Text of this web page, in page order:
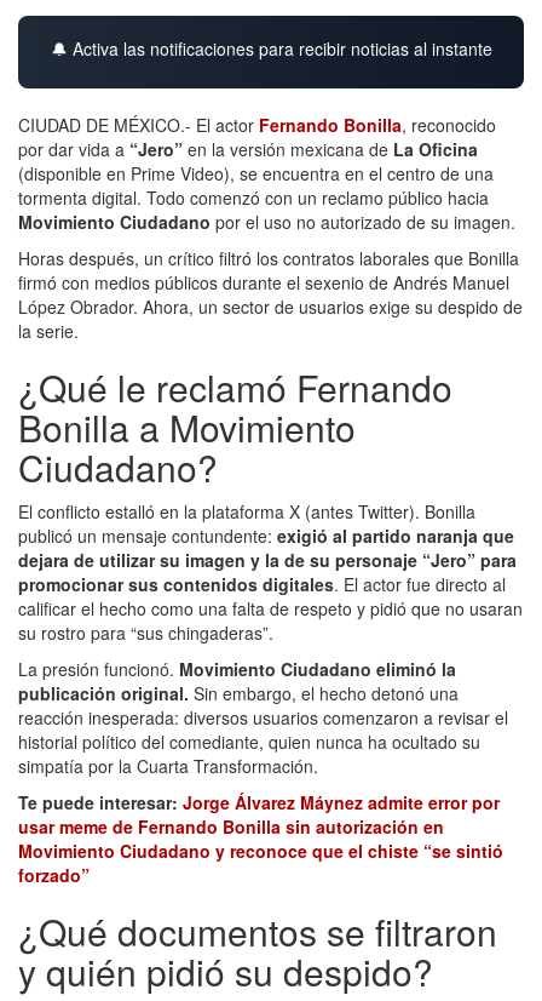
🔔 Activa las notificaciones para recibir noticias al instante
CIUDAD DE MÉXICO.- El actor Fernando Bonilla, reconocido
por dar vida a “Jero” en la versión mexicana de La Oficina
(disponible en Prime Video), se encuentra en el centro de una
tormenta digital. Todo comenzó con un reclamo público hacia
Movimiento Ciudadano por el uso no autorizado de su imagen.
Horas después, un crítico filtró los contratos laborales que Bonilla
firmó con medios públicos durante el sexenio de Andrés Manuel
López Obrador. Ahora, un sector de usuarios exige su despido de
la serie.
¿Qué le reclamó Fernando
Bonilla a Movimiento
Ciudadano?
El conflicto estalló en la plataforma X (antes Twitter). Bonilla
publicó un mensaje contundente: exigió al partido naranja que
dejara de utilizar su imagen y la de su personaje “Jero” para
promocionar sus contenidos digitales. El actor fue directo al
calificar el hecho como una falta de respeto y pidió que no usaran
su rostro para “sus chingaderas”.
La presión funcionó. Movimiento Ciudadano eliminó la
publicación original. Sin embargo, el hecho detonó una
reacción inesperada: diversos usuarios comenzaron a revisar el
historial político del comediante, quien nunca ha ocultado su
simpatía por la Cuarta Transformación.
Te puede interesar: Jorge Álvarez Máynez admite error por
usar meme de Fernando Bonilla sin autorización en
Movimiento Ciudadano y reconoce que el chiste “se sintió
forzado”
¿Qué documentos se filtraron
y quién pidió su despido?